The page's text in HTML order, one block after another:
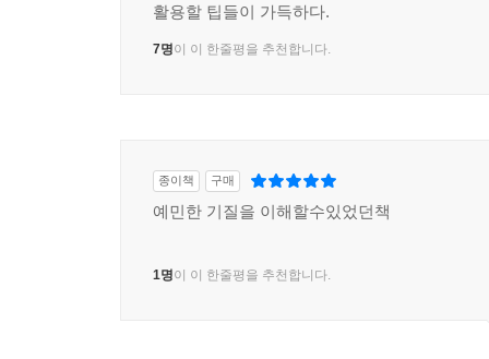
활용할 팁들이 가득하다.
7명이 이 한줄평을 추천합니다.
종이책 구매
예민한 기질을 이해할수있었던책
1명이 이 한줄평을 추천합니다.